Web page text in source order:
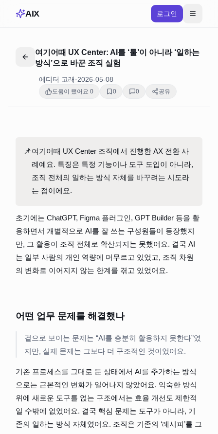
AIX 로그인
여기어때 UX Center: AI를 ‘툴’이 아니라 ‘일하는
방식’으로 바꾼 조직 실험
에디터 고래·2026-05-08
도움이 됐어요 0 0 0 공유
📌여기어때 UX Center 조직에서 진행한 AX 전환 사
례예요. 특징은 특정 기능이나 도구 도입이 아니라,
조직 전체의 일하는 방식 자체를 바꾸려는 시도라
는 점이에요.
초기에는 ChatGPT, Figma 플러그인, GPT Builder 등을 활
용하면서 개별적으로 AI를 잘 쓰는 구성원들이 등장했지
만, 그 활용이 조직 전체로 확산되지는 못했어요. 결국 AI
는 일부 사람의 개인 역량에 머무르고 있었고, 조직 차원
의 변화로 이어지지 않는 한계를 겪고 있었어요.
어떤 업무 문제를 해결했나
겉으로 보이는 문제는 “AI를 충분히 활용하지 못한다”였
지만, 실제 문제는 그보다 더 구조적인 것이었어요.
기존 프로세스를 그대로 둔 상태에서 AI를 추가하는 방식
으로는 근본적인 변화가 일어나지 않았어요. 익숙한 방식
위에 새로운 도구를 얹는 구조에서는 효율 개선도 제한적
일 수밖에 없었어요. 결국 핵심 문제는 도구가 아니라, 기
존의 일하는 방식 자체였어요. 조직은 기존의 ‘레시피’를 그